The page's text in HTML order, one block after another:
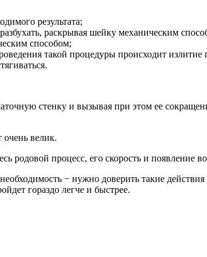
результата;
раскрывая шейку механическим
способом;
такой процедуры происходит излитие
стенку и вызывая при этом ее
очень велик.
родовой процесс, его скорость и появление
− нужно доверить такие
гораздо легче и быстрее.